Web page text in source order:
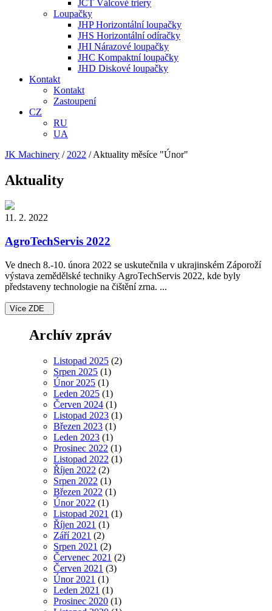
JCT Válcové triery
Loupačky
JHP Horizontální loupačky
JHS Horizontální odíračky
JHI Nárazové loupačky
JHC Kompaktní loupačky
JHD Diskové loupačky
Kontakt
Kontakt
Zastoupení
CZ
RU
UA
JK Machinery / 2022 /Aktuality měsíce "Únor"
Aktuality
11. 2. 2022
AgroTechServis 2022
Ve dnech 8.-10. února 2022 se uskutečnila v ukrajinském Záporoží
výstava zemědělské techniky AgroTechServis 2022, kde byly
představeny technologie na čištění zrna. ...
Více ZDE
Archív zpráv
Listopad 2025 (2)
Srpen 2025 (1)
Únor 2025 (1)
Leden 2025 (1)
Červen 2024 (1)
Listopad 2023 (1)
Březen 2023 (1)
Leden 2023 (1)
Prosinec 2022 (1)
Listopad 2022 (1)
Říjen 2022 (2)
Srpen 2022 (1)
Březen 2022 (1)
Únor 2022 (1)
Listopad 2021 (1)
Říjen 2021 (1)
Září 2021 (2)
Srpen 2021 (2)
Červenec 2021 (2)
Červen 2021 (3)
Únor 2021 (1)
Leden 2021 (1)
Prosinec 2020 (1)